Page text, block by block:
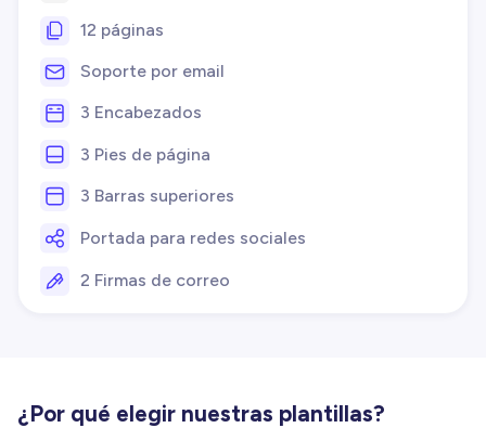
12 páginas
Soporte por email
3 Encabezados
3 Pies de página
3 Barras superiores
Portada para redes sociales
2 Firmas de correo
¿Por qué elegir nuestras plantillas?